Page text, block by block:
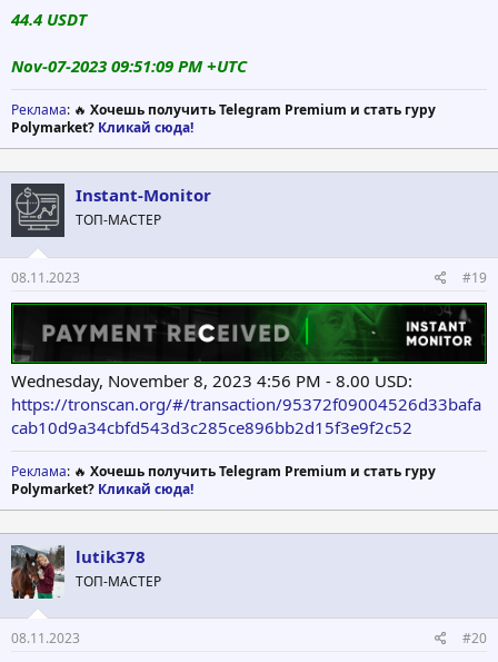
44.4 USDT
Nov-07-2023 09:51:09 PM +UTC
Реклама: 🔥 Хочешь получить Telegram Premium и стать гуру
Polymarket? Кликай сюда!
Instant-Monitor
ТОП-МАСТЕР
08.11.2023 #19
Wednesday, November 8, 2023 4:56 PM - 8.00 USD:
https://tronscan.org/#/transaction/95372f09004526d33bafa
cab10d9a34cbfd543d3c285ce896bb2d15f3e9f2c52
Реклама: 🔥 Хочешь получить Telegram Premium и стать гуру
Polymarket? Кликай сюда!
lutik378
ТОП-МАСТЕР
08.11.2023 #20